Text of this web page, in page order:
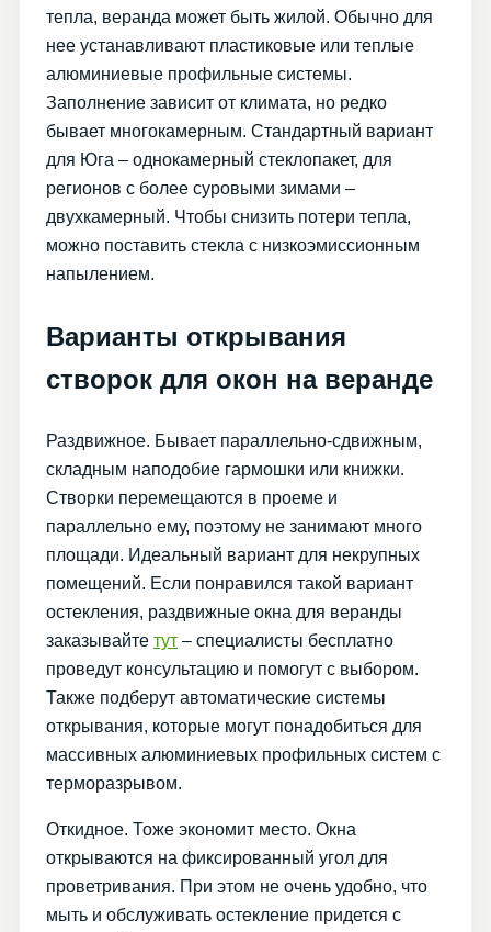
тепла, веранда может быть жилой. Обычно для
нее устанавливают пластиковые или теплые
алюминиевые профильные системы.
Заполнение зависит от климата, но редко
бывает многокамерным. Стандартный вариант
для Юга – однокамерный стеклопакет, для
регионов с более суровыми зимами –
двухкамерный. Чтобы снизить потери тепла,
можно поставить стекла с низкоэмиссионным
напылением.
Варианты открывания
створок для окон на веранде
Раздвижное. Бывает параллельно-сдвижным,
складным наподобие гармошки или книжки.
Створки перемещаются в проеме и
параллельно ему, поэтому не занимают много
площади. Идеальный вариант для некрупных
помещений. Если понравился такой вариант
остекления, раздвижные окна для веранды
заказывайте тут – специалисты бесплатно
проведут консультацию и помогут с выбором.
Также подберут автоматические системы
открывания, которые могут понадобиться для
массивных алюминиевых профильных систем с
терморазрывом.
Откидное. Тоже экономит место. Окна
открываются на фиксированный угол для
проветривания. При этом не очень удобно, что
мыть и обслуживать остекление придется с